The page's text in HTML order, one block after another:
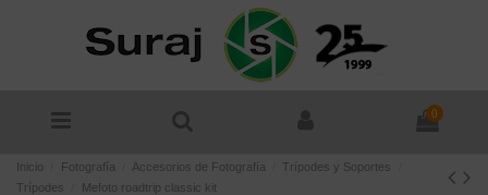
0
Inicio Fotografía Accesorios de Fotografía
Trípodes y Soportes
Trípodes
Mefoto roadtrip classic kit